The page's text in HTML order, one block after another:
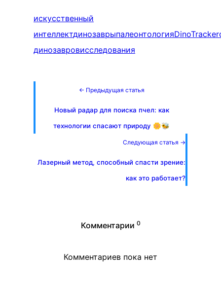
искусственный
интеллектдинозаврыпалеонтологияDinoTracker
динозавровисследования
← Предыдущая статья
Новый радар для поиска пчел: как
технологии спасают природу 🌼🐝
Следующая статья →
Лазерный метод, способный спасти зрение:
как это работает?
Комментарии 0
Комментариев пока нет